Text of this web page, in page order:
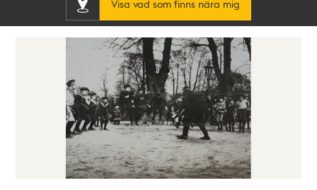
Visa vad som finns nära mig